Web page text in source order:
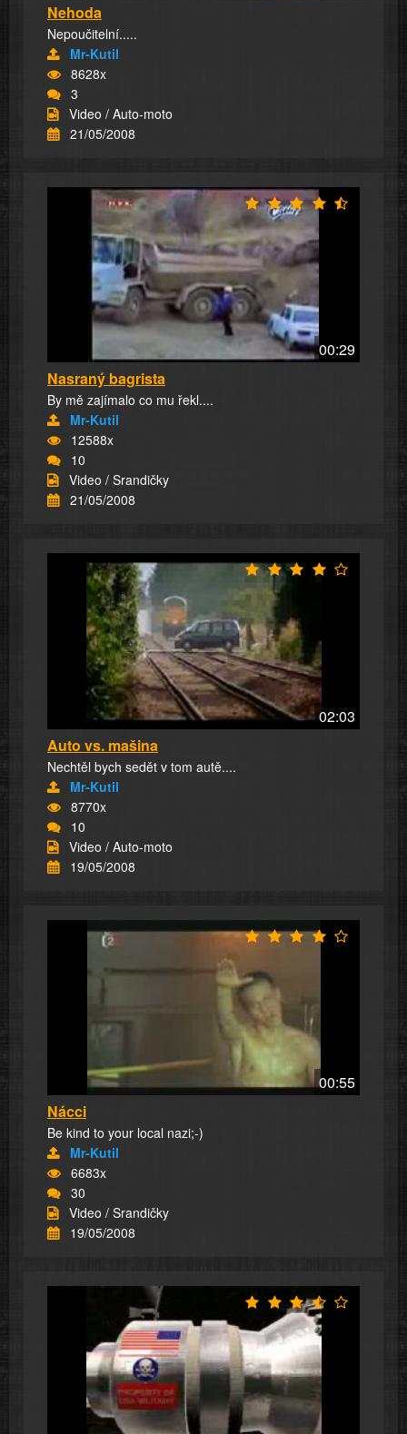
Nehoda
Nepoučitelní.....
Mr-Kutil
8628x
3
Video / Auto-moto
21/05/2008
00:29
Nasraný bagrista
By mě zajímalo co mu řekl....
Mr-Kutil
12588x
10
Video / Srandičky
21/05/2008
02:03
Auto vs. mašina
Nechtěl bych sedět v tom autě....
Mr-Kutil
8770x
10
Video / Auto-moto
19/05/2008
00:55
Nácci
Be kind to your local nazi;-)
Mr-Kutil
6683x
30
Video / Srandičky
19/05/2008